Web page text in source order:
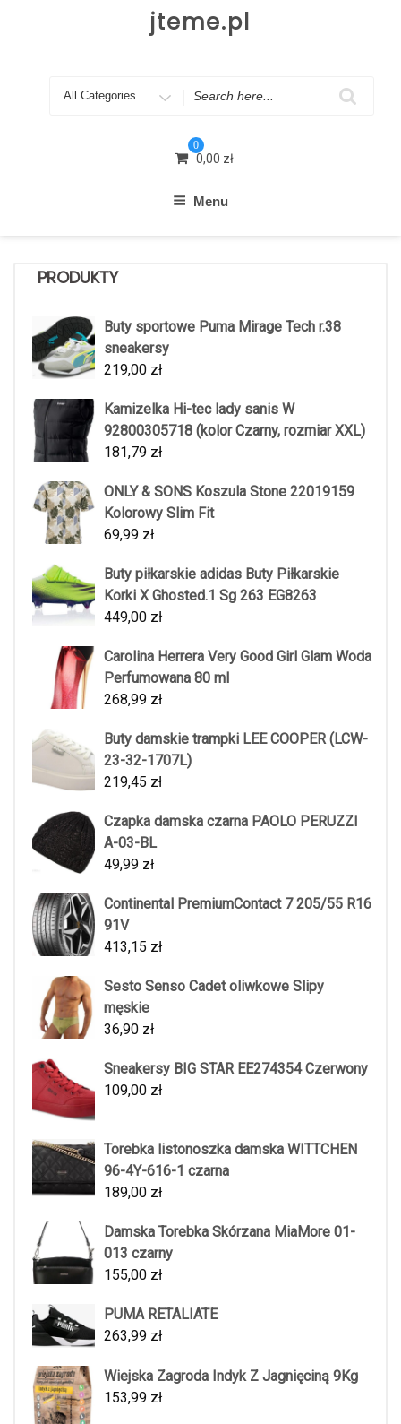
jteme.pl
Search
0
0,00 zł
Menu
PRODUKTY
Buty sportowe Puma Mirage Tech r.38
sneakersy
219,00 zł
Kamizelka Hi-tec lady sanis W
92800305718 (kolor Czarny, rozmiar XXL)
181,79 zł
ONLY & SONS Koszula Stone 22019159
Kolorowy Slim Fit
69,99 zł
Buty piłkarskie adidas Buty Piłkarskie
Korki X Ghosted.1 Sg 263 EG8263
449,00 zł
Carolina Herrera Very Good Girl Glam Woda
Perfumowana 80 ml
268,99 zł
Buty damskie trampki LEE COOPER (LCW-
23-32-1707L)
219,45 zł
Czapka damska czarna PAOLO PERUZZI
A-03-BL
49,99 zł
Continental PremiumContact 7 205/55 R16
91V
413,15 zł
Sesto Senso Cadet oliwkowe Slipy
męskie
36,90 zł
Sneakersy BIG STAR EE274354 Czerwony
109,00 zł
Torebka listonoszka damska WITTCHEN
96-4Y-616-1 czarna
189,00 zł
Damska Torebka Skórzana MiaMore 01-
013 czarny
155,00 zł
PUMA RETALIATE
263,99 zł
Wiejska Zagroda Indyk Z Jagnięciną 9Kg
153,99 zł